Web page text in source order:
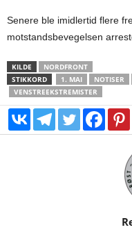
Senere ble imidlertid flere
motstandsbevegelsen
KILDE
NORDFRONT
STIKKORD
1. MAI NOTISER
VENSTREEKSTREMISTER